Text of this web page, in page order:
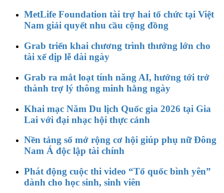
MetLife Foundation tài trợ hai tổ chức tại Việt
Nam giải quyết nhu cầu cộng đồng
Grab triển khai chương trình thưởng lớn cho
tài xế dịp lễ dài ngày
Grab ra mắt loạt tính năng AI, hướng tới trở
thành trợ lý thông minh hằng ngày
Khai mạc Năm Du lịch Quốc gia 2026 tại Gia
Lai với đại nhạc hội thực cảnh
Nền tảng số mở rộng cơ hội giúp phụ nữ Đông
Nam Á độc lập tài chính
Phát động cuộc thi video “Tổ quốc bình yên”
dành cho học sinh, sinh viên